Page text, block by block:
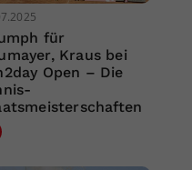
für
Kraus bei
Open – Die